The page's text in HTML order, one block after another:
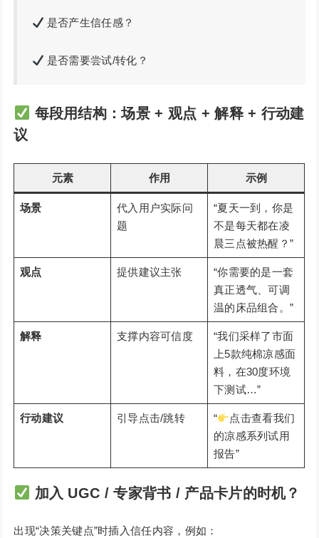
是否产生信任感？
是否需要尝试/转化？
每段用结构：场景 + 观点 + 解释 + 行动建
议
元素 作用 示例
场景
代入用户实际问
题
“夏天一到，你是
不是每天都在凌
晨三点被热醒？”
观点 提供建议主张
“你需要的是一套
真正透气、可调
温的床品组合。”
解释 支撑内容可信度
“我们采样了市面
上5款纯棉凉感面
料，在30度环境
下测试…”
行动建议 引导点击/跳转 “
点击查看我们
的凉感系列试用
报告”
加入 UGC / 专家背书 / 产品卡片的时机？
出现“决策关键点”时插入信任内容，例如：